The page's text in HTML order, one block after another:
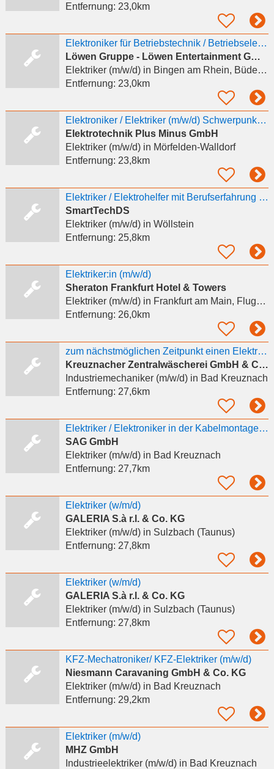
Entfernung: 23,0km
Elektroniker für Betriebstechnik / Betriebselektriker (m|w|d)
Löwen Gruppe - Löwen Entertainment GmbH
Elektriker (m/w/d)in Bingen am Rhein, Büdesheim
Entfernung: 23,0km
Elektroniker / Elektriker (m/w/d) Schwerpunkt Büro
Elektrotechnik Plus Minus GmbH
Elektriker (m/w/d)in Mörfelden-Walldorf
Entfernung: 23,8km
Elektriker / Elektrohelfer mit Berufserfahrung (m/w/d) gesucht
SmartTechDS
Elektriker (m/w/d)in Wöllstein
Entfernung: 25,8km
Elektriker:in (m/​w/​d)
Sheraton Frankfurt Hotel & Towers
Elektriker (m/w/d)in Frankfurt am Main, Flughafen
Entfernung: 26,0km
zum nächstmöglichen Zeitpunkt einen Elektriker / Industrieelektroniker / Industriemechaniker
Kreuznacher Zentralwäscherei GmbH & Co. Mietwäsche KG
Industriemechaniker (m/w/d)in Bad Kreuznach
Entfernung: 27,6km
Elektriker / Elektroniker in der Kabelmontage Mittel- und Niederspannung m/w/d
SAG GmbH
Elektriker (m/w/d)in Bad Kreuznach
Entfernung: 27,7km
Elektriker (w/m/d)
GALERIA S.à r.l. & Co. KG
Elektriker (m/w/d)in Sulzbach (Taunus)
Entfernung: 27,8km
Elektriker (w/m/d)
GALERIA S.à r.l. & Co. KG
Elektriker (m/w/d)in Sulzbach (Taunus)
Entfernung: 27,8km
KFZ-Mechatroniker/ KFZ-Elektriker (m/w/d)
Niesmann Caravaning GmbH & Co. KG
Elektriker (m/w/d)in Bad Kreuznach
Entfernung: 29,2km
Elektriker (m/w/d)
MHZ GmbH
Industrieelektriker (m/w/d)in Bad Kreuznach